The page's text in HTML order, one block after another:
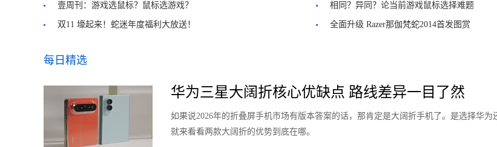
壹周刊：游戏选鼠标？鼠标选游戏？ 相同？异同？论当前游戏鼠标选择难题
双11 壕起来！蛇迷年度福利大放送！ 全面升级 Razer那伽梵蛇2014首发图赏
每日精选
华为三星大阔折核心优缺点 路线差异一目了然
如果说2026年的折叠屏手机市场有版本答案的话，那肯定是大阔折手机了。是选择华为
就来看看两款大阔折的优势到底在哪。